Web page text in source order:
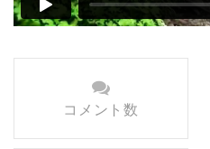
コメント数